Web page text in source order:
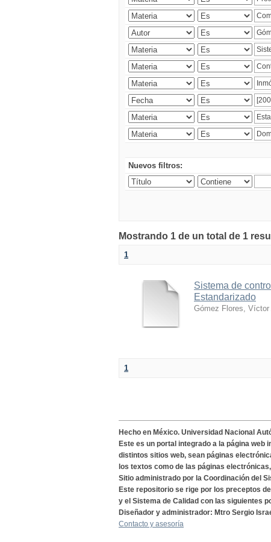
Nuevos filtros:
Mostrando 1 de un total de 1
1
Sistema de
Estandarizado
Gómez Flores, Víctor
1
Hecho en México. Universidad Nacional
Este es un portal integrado a la página
distintos sitios web, sean páginas
los textos como de las páginas
Sitio administrado por la Coordinación del
Este repositorio se rige por los preceptos
y el Sistema de Calidad con las siguientes
Diseñador y administrador: Mtro Sergio
Contacto y asesoría